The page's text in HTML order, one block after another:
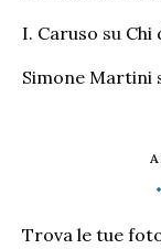
I. Caruso su Chi
Simone Martini
Trova le tue